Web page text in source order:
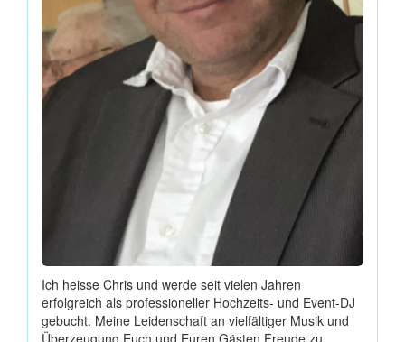
Ich heisse Chris und werde seit vielen Jahren
erfolgreich als professioneller Hochzeits- und Event-DJ
gebucht. Meine Leidenschaft an vielfältiger Musik und